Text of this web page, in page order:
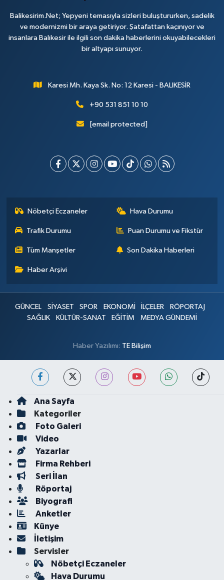
Balikesirim.Net; Yepyeni temasıyla sizleri buluştururken, sadelik
ve modernizmi bir araya getiriyor. Şatafattan kaçınıyor ve
insanlara Balıkesir ile ilgili son dakika haberlerini okuyabilecekleri
bir altyapı sunuyor.
Karesi Mh. Kaya Sk. No: 12 Karesi - BALIKESİR
+90 531 851 10 10
[email protected]
Nöbetçi Eczaneler Hava Durumu
Trafik Durumu Puan Durumu ve Fikstür
Tüm Manşetler Son Dakika Haberleri
Haber Arşivi
GÜNCEL SİYASET SPOR EKONOMİ İLÇELER
RÖPORTAJ
SAĞLIK
KÜLTÜR-SANAT EĞİTİM MEDYA GÜNDEMİ
Haber Yazılımı: TE Bilişim
Ana Sayfa
Kategoriler
Foto Galeri
Video
Yazarlar
Firma Rehberi
Seri İlan
Röportaj
Biyografi
Anketler
Künye
İletişim
Servisler
Nöbetçi Eczaneler
Hava Durumu